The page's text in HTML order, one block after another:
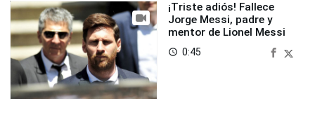
¡Triste adiós! Fallece
Jorge Messi, padre y
mentor de Lionel Messi
access_time 0:45